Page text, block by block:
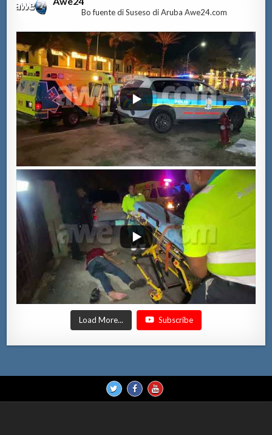
Bo fuente di Suseso di Aruba Awe24.com
Load More... Subscribe